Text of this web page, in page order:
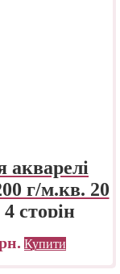
акварелі
г/м.кв. 20
сторін
Купити